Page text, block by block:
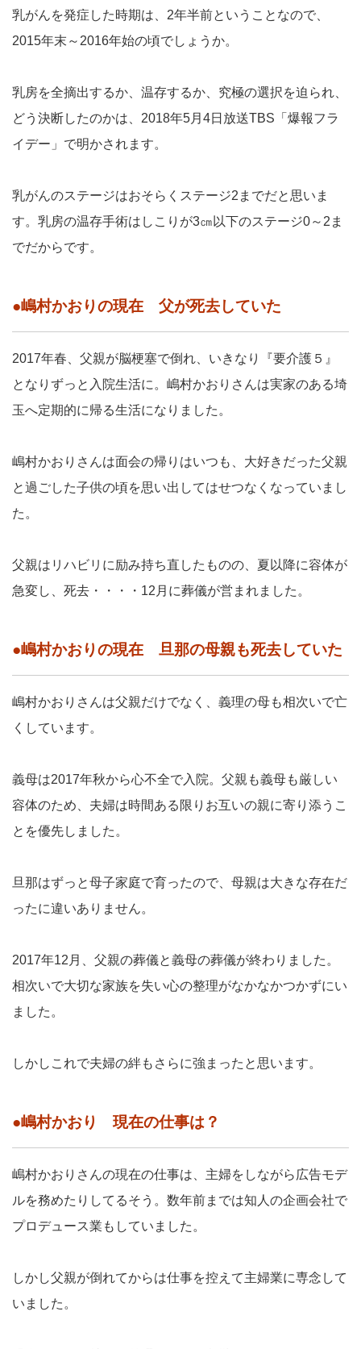
乳がんを発症した時期は、2年半前ということなので、
2015年末～2016年始の頃でしょうか。
乳房を全摘出するか、温存するか、究極の選択を迫られ、
どう決断したのかは、2018年5月4日放送TBS「爆報フラ
イデー」で明かされます。
乳がんのステージはおそらくステージ2までだと思いま
す。乳房の温存手術はしこりが3㎝以下のステージ0～2ま
でだからです。
●嶋村かおりの現在 父が死去していた
2017年春、父親が脳梗塞で倒れ、いきなり『要介護５』
となりずっと入院生活に。嶋村かおりさんは実家のある埼
玉へ定期的に帰る生活になりました。
嶋村かおりさんは面会の帰りはいつも、大好きだった父親
と過ごした子供の頃を思い出してはせつなくなっていまし
た。
父親はリハビリに励み持ち直したものの、夏以降に容体が
急変し、死去・・・・12月に葬儀が営まれました。
●嶋村かおりの現在 旦那の母親も死去していた
嶋村かおりさんは父親だけでなく、義理の母も相次いで亡
くしています。
義母は2017年秋から心不全で入院。父親も義母も厳しい
容体のため、夫婦は時間ある限りお互いの親に寄り添うこ
とを優先しました。
旦那はずっと母子家庭で育ったので、母親は大きな存在だ
ったに違いありません。
2017年12月、父親の葬儀と義母の葬儀が終わりました。
相次いで大切な家族を失い心の整理がなかなかつかずにい
ました。
しかしこれで夫婦の絆もさらに強まったと思います。
●嶋村かおり 現在の仕事は？
嶋村かおりさんの現在の仕事は、主婦をしながら広告モデ
ルを務めたりしてるそう。数年前までは知人の企画会社で
プロデュース業もしていました。
しかし父親が倒れてからは仕事を控えて主婦業に専念して
いました。